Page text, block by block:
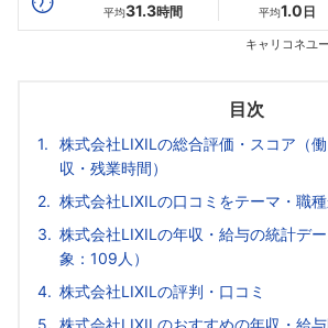
平均31.3時間 平均1.0 日
キャリコネユ
目次
株式会社LIXILの総合評価・スコア（
収・残業時間）
株式会社LIXILの口コミをテーマ・職
株式会社LIXILの年収・給与の統計デ
象：109人）
株式会社LIXILの評判・口コミ
株式会社LIXILのおすすめの年収・給